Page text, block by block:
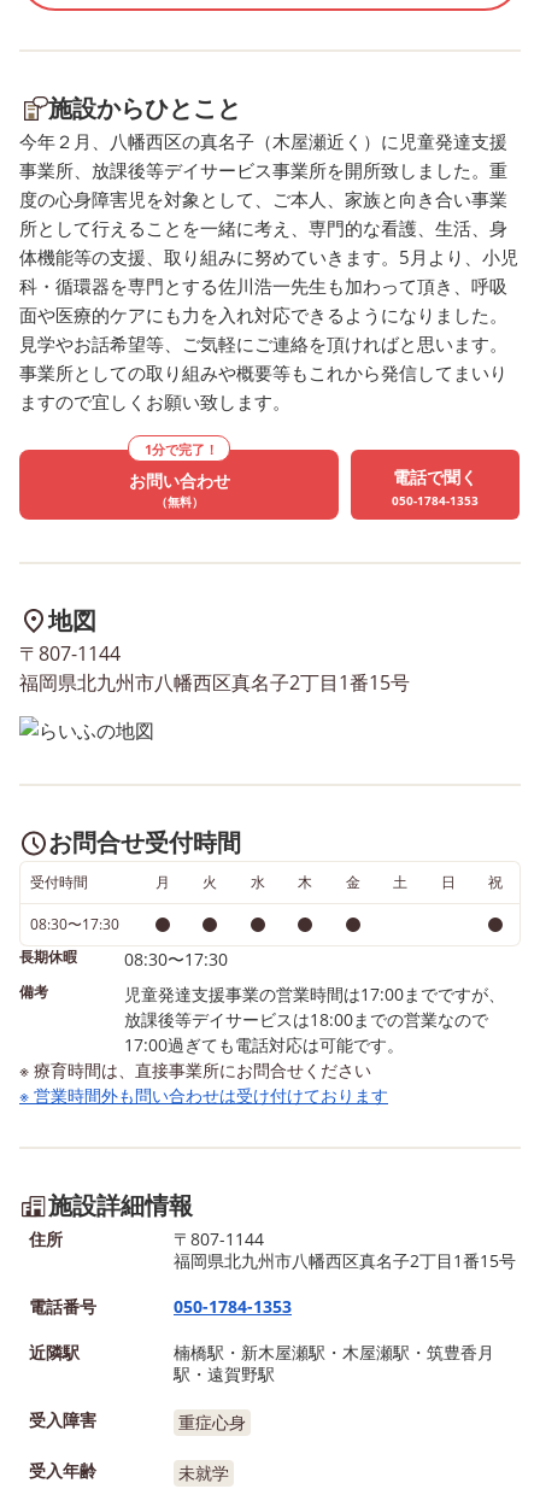
施設からひとこと
今年２月、八幡西区の真名子（木屋瀬近く）に児童発達支援
事業所、放課後等デイサービス事業所を開所致しました。重
度の心身障害児を対象として、ご本人、家族と向き合い事業
所として行えることを一緒に考え、専門的な看護、生活、身
体機能等の支援、取り組みに努めていきます。5月より、小児
科・循環器を専門とする佐川浩一先生も加わって頂き、呼吸
面や医療的ケアにも力を入れ対応できるようになりました。
見学やお話希望等、ご気軽にご連絡を頂ければと思います。
事業所としての取り組みや概要等もこれから発信してまいり
ますので宜しくお願い致します。
1分で完了！
お問い合わせ
（無料）
電話で聞く
050-1784-1353
地図
〒807-1144
福岡県北九州市八幡西区真名子2丁目1番15号
お問合せ受付時間
受付時間 月 火 水 木 金 土 日 祝
08:30〜17:30
長期休暇
08:30〜17:30
備考
児童発達支援事業の営業時間は17:00までですが、
放課後等デイサービスは18:00までの営業なので
17:00過ぎても電話対応は可能です。
※ 療育時間は、直接事業所にお問合せください
※ 営業時間外も問い合わせは受け付けております
施設詳細情報
住所
〒807-1144
福岡県北九州市八幡西区真名子2丁目1番15号
電話番号
050-1784-1353
近隣駅
楠橋駅・新木屋瀬駅・木屋瀬駅・筑豊香月
駅・遠賀野駅
受入障害
重症心身
受入年齢 未就学